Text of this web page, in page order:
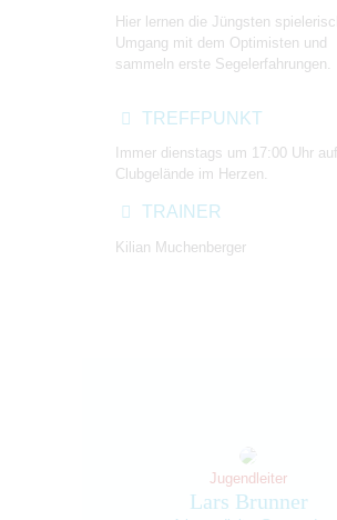
Hier lernen die Jüngsten
Umgang mit dem Optimisten und
sammeln erste Segelerfahrungen.
TREFFPUNKT
Immer dienstags um 17:00 Uhr
Clubgelände im Herzen.
TRAINER
Kilian Muchenberger
Jugendleiter
Lars Brunner